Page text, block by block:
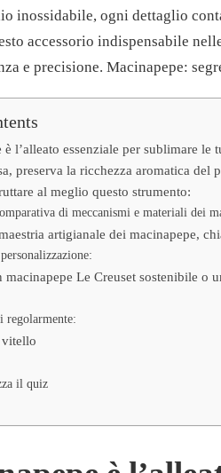
inossidabile, ogni dettaglio
accessorio indispensabile
e precisione. Macinapepe:
l’alleato essenziale per sublimare
preserva la ricchezza aromatica del
al meglio questo strumento:
di meccanismi e materiali dei
artigianale dei macinapepe,
macinapepe Le Creuset sostenibile o
regolarmente:
vitello
il quiz